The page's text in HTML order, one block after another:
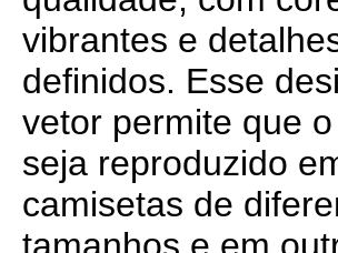
vibrantes e
definidos. Esse
vetor permite que
seja reproduzido
camisetas de